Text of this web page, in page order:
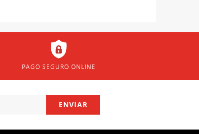
PAGO SEGURO ONLINE